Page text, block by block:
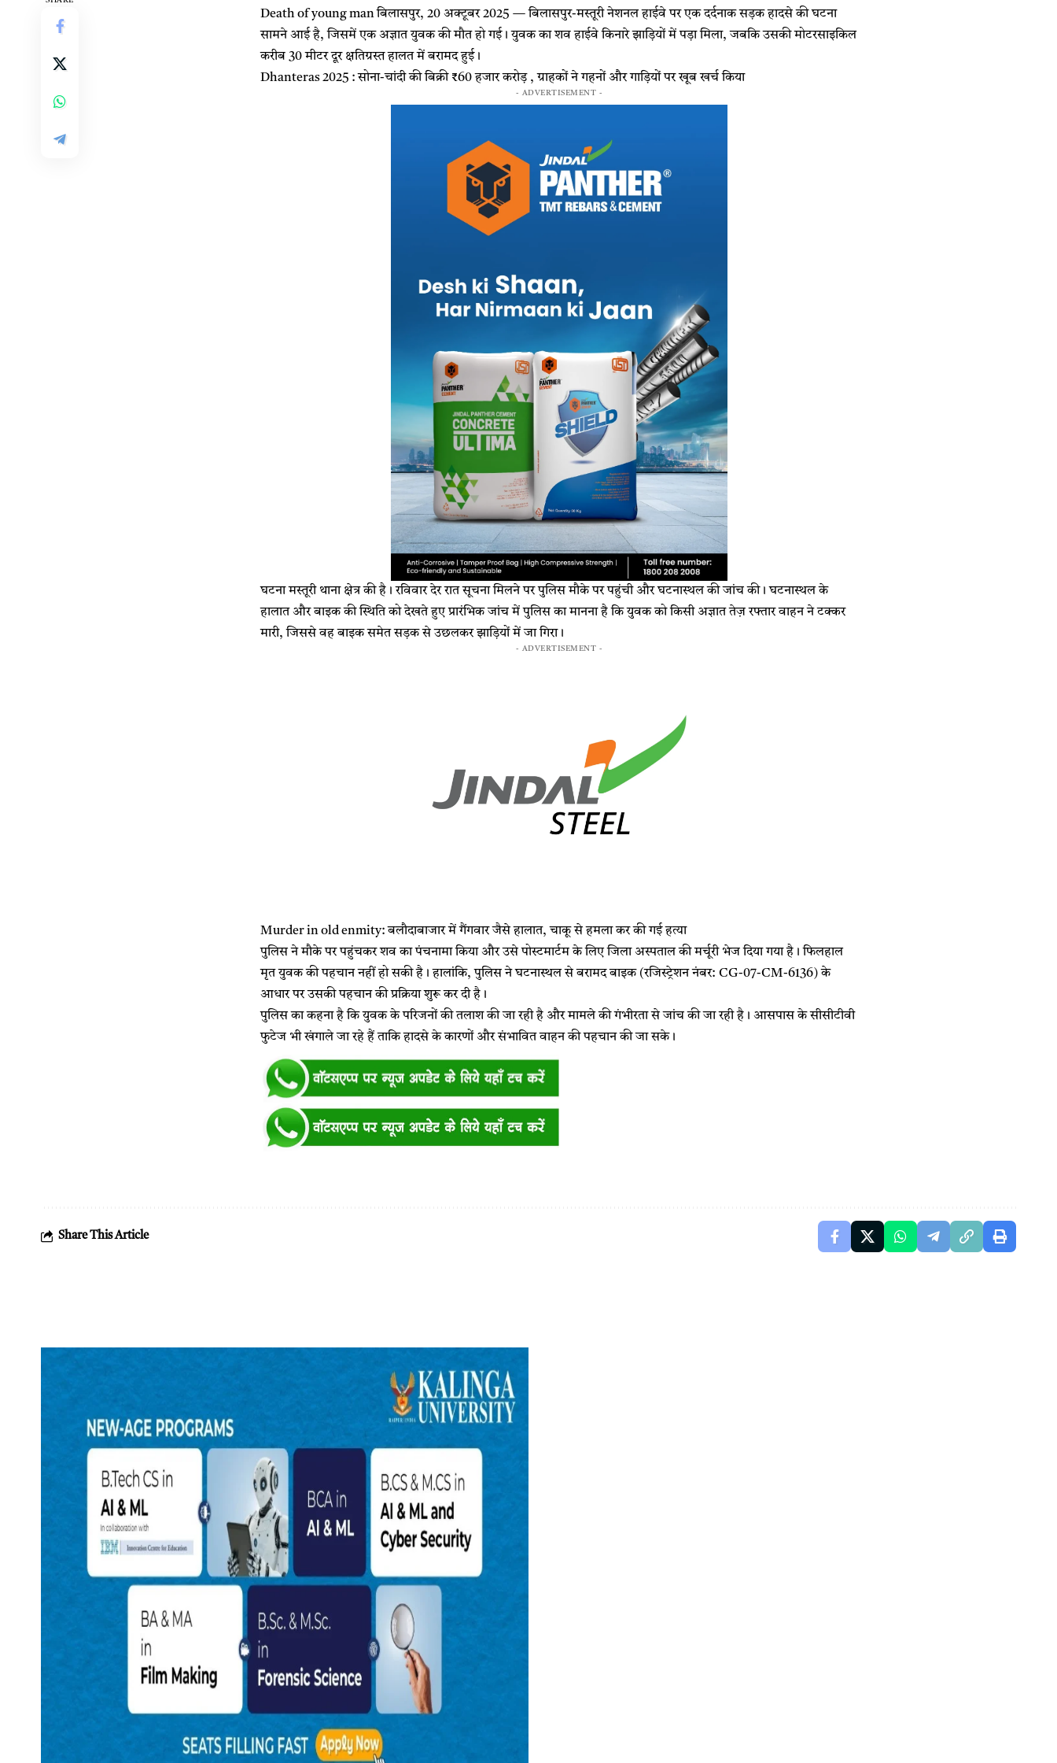
Death of young man बिलासपुर, 20 अक्टूबर 2025 — बिलासपुर-मस्तूरी नेशनल हाईवे पर एक दर्दनाक सड़क हादसे की घटना
सामने आई है, जिसमें एक अज्ञात युवक की मौत हो गई। युवक का शव हाईवे किनारे झाड़ियों में पड़ा मिला, जबकि उसकी मोटरसाइकिल
करीब 30 मीटर दूर क्षतिग्रस्त हालत में बरामद हुई।
Dhanteras 2025 : सोना-चांदी की बिक्री ₹60 हजार करोड़ , ग्राहकों ने गहनों और गाड़ियों पर खूब खर्च किया
- ADVERTISEMENT -
घटना मस्तूरी थाना क्षेत्र की है। रविवार देर रात सूचना मिलने पर पुलिस मौके पर पहुंची और घटनास्थल की जांच की। घटनास्थल के
हालात और बाइक की स्थिति को देखते हुए प्रारंभिक जांच में पुलिस का मानना है कि युवक को किसी अज्ञात तेज़ रफ्तार वाहन ने टक्कर
मारी, जिससे वह बाइक समेत सड़क से उछलकर झाड़ियों में जा गिरा।
- ADVERTISEMENT -
Murder in old enmity: बलौदाबाजार में गैंगवार जैसे हालात, चाकू से हमला कर की गई हत्या
पुलिस ने मौके पर पहुंचकर शव का पंचनामा किया और उसे पोस्टमार्टम के लिए जिला अस्पताल की मर्चूरी भेज दिया गया है। फिलहाल
मृत युवक की पहचान नहीं हो सकी है। हालांकि, पुलिस ने घटनास्थल से बरामद बाइक (रजिस्ट्रेशन नंबर: CG-07-CM-6136) के
आधार पर उसकी पहचान की प्रक्रिया शुरू कर दी है।
पुलिस का कहना है कि युवक के परिजनों की तलाश की जा रही है और मामले की गंभीरता से जांच की जा रही है। आसपास के सीसीटीवी
फुटेज भी खंगाले जा रहे हैं ताकि हादसे के कारणों और संभावित वाहन की पहचान की जा सके।
Share This Article